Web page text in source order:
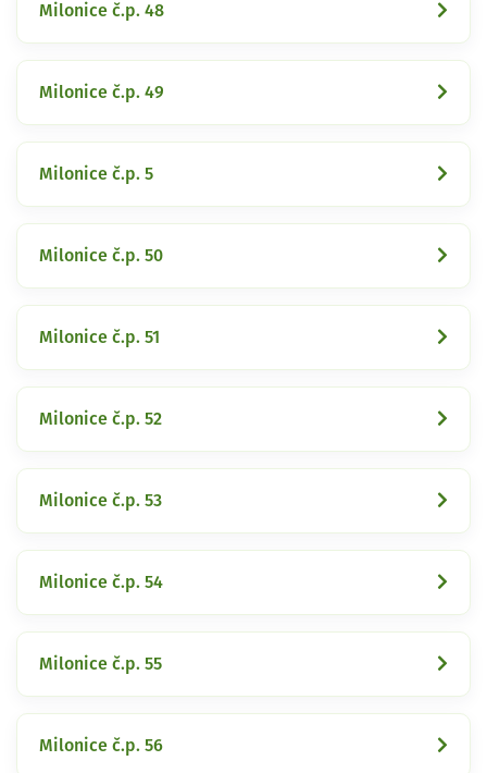
Milonice č.p. 48
Milonice č.p. 49
Milonice č.p. 5
Milonice č.p. 50
Milonice č.p. 51
Milonice č.p. 52
Milonice č.p. 53
Milonice č.p. 54
Milonice č.p. 55
Milonice č.p. 56